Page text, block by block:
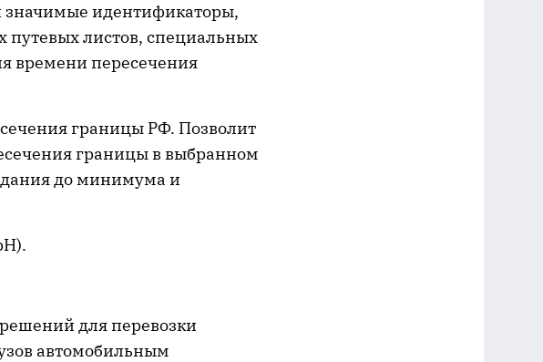
значимые идентификаторы,
листов, специальных
времени пересечения
границы РФ. Позволит
границы в выбранном
до минимума и
для перевозки
автомобильным